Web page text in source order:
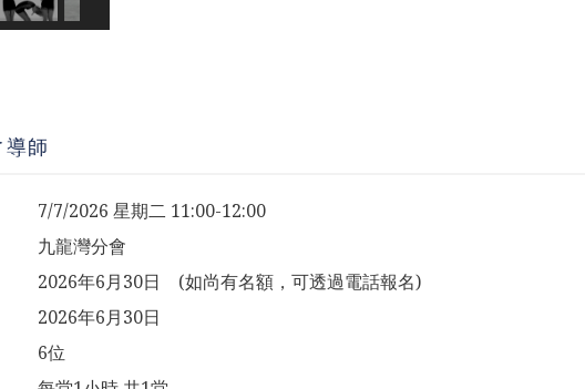
導師
7/7/2026 星期二 11:00-12:00
九龍灣分會
2026年6月30日 (如尚有名額，可透過電話報名)
2026年6月30日
6位